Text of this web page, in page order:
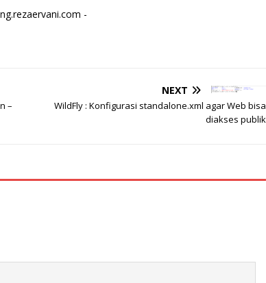
-
–
NEXT
WildFly : Konfigurasi standalone.xml agar Web bisa
diakses publik